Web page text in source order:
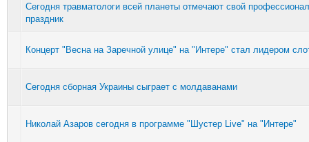
Сегодня травматологи всей планеты отмечают свой
праздник
Концерт "Весна на Заречной улице" на "Интере" стал лидером
Сегодня сборная Украины сыграет с молдаванами
Николай Азаров сегодня в программе "Шустер Live" на "Интере"